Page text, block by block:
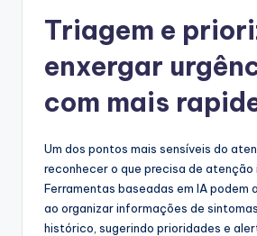
Triagem e
enxergar
com mais
Um dos pontos mais sensíveis do
reconhecer o que precisa de atenção
Ferramentas baseadas em IA podem
ao organizar informações de
histórico, sugerindo prioridades e